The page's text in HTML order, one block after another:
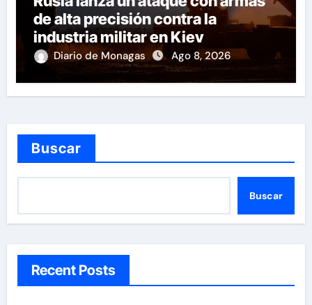
de alta precisión contra la
industria militar en Kiev
Diario de Monagas Ago 8, 2026
Buscar
Buscar
Recent Posts